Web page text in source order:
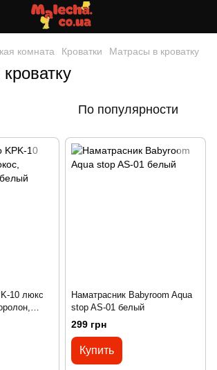
комната Кроватки Матрасы в кроватку
По популярности
10 люкс
Наматрасник Babyroom Aqua
stop AS-01 белый
299 грн
Купить